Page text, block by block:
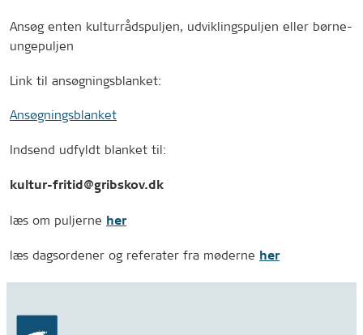
Ansøg enten kulturrådspuljen, udviklingspuljen eller børne-
ungepuljen
Link til ansøgningsblanket:
Ansøgningsblanket
Indsend udfyldt blanket til:
kultur-fritid@gribskov.dk
læs om puljerne her
læs dagsordener og referater fra møderne her